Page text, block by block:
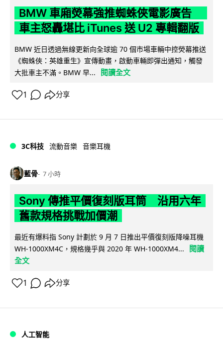
BMW 車廂熒幕強推蜘蛛俠電影廣告
車主怒轟堪比 iTunes 送 U2 專輯翻版
BMW 近日透過無線更新向全球逾 70 個市場車輛中控熒幕推送
《蜘蛛俠：英雄重生》宣傳動畫，啟動車輛即彈出通知，觸發
大批車主不滿。BMW 早...
閱讀全文
1 分享
3C科技 流動音樂 音樂耳機
藍骨 7 小時
Sony 傳推平價復刻版耳筒 沿用六年
舊款規格挑戰加價潮
最近有爆料指 Sony 計劃於 9 月 7 日推出平價復刻版降噪耳機
WH-1000XM4C，規格幾乎與 2020 年 WH-1000XM4...
閱讀
全文
1 分享
人工智能